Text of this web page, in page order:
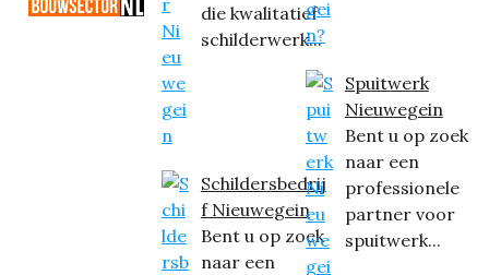
die kwalitatief
schilderwerk...
Schildersbedrij
f Nieuwegein
Bent u op zoek
naar een
Spuitwerk
Nieuwegein
Bent u op zoek
naar een
professionele
partner voor
spuitwerk...